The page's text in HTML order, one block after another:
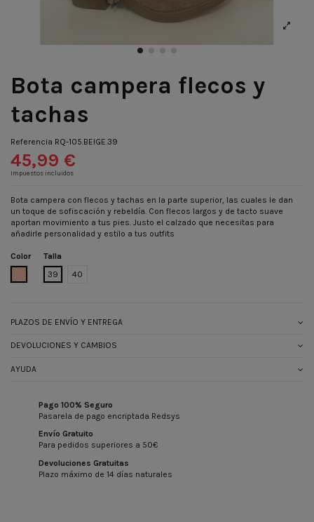
Bota campera flecos y
tachas
Referencia RQ-105.BEIGE.39
45,99 €
Impuestos incluidos
Bota campera con flecos y tachas en la parte superior, las cuales le dan
un toque de sofiscación y rebeldía. Con flecos largos y de tacto suave
aportan movimiento a tus pies. Justo el calzado que necesitas para
añadirle personalidad y estilo a tus outfits
Color
Talla
39
40
PLAZOS DE ENVÍO Y ENTREGA
DEVOLUCIONES Y CAMBIOS
AYUDA
Pago 100% Seguro
Pasarela de pago encriptada Redsys
Envío Gratuito
Para pedidos superiores a 50€
Devoluciones Gratuitas
Plazo máximo de 14 días naturales